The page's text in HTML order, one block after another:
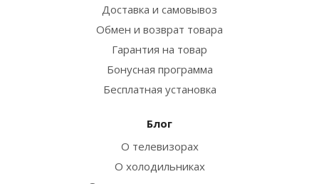
Доставка и самовывоз
Обмен и возврат товара
Гарантия на товар
Бонусная программа
Бесплатная установка
Блог
О телевизорах
О холодильниках